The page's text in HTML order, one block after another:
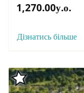
1,270.00у.о.
Дізнатись більше